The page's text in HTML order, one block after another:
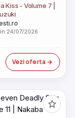
Kiss - Volume 7 |
24/07/2026
Vezi oferta